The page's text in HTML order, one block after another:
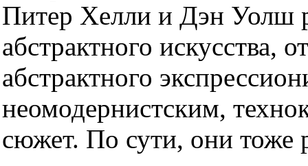
Питер Хелли и Дэн Уолш
абстрактного искусства,
абстрактного
неомодернистским,
сюжет. По сути, они тоже